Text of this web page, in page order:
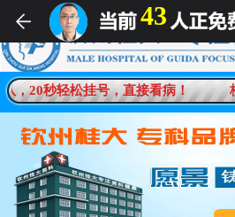
20秒轻松挂号，直接看病！
43
男科疾病一对一在线解答